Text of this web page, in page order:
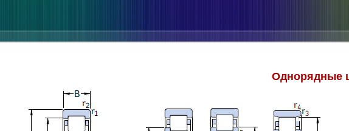
Однорядные